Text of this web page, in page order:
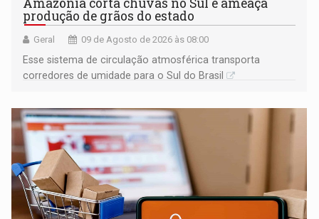
Amazônia corta chuvas no Sul e ameaça
produção de grãos do estado
Geral 09 de Agosto de 2026 às 08:00
Esse sistema de circulação atmosférica transporta
corredores de umidade para o Sul do Brasil